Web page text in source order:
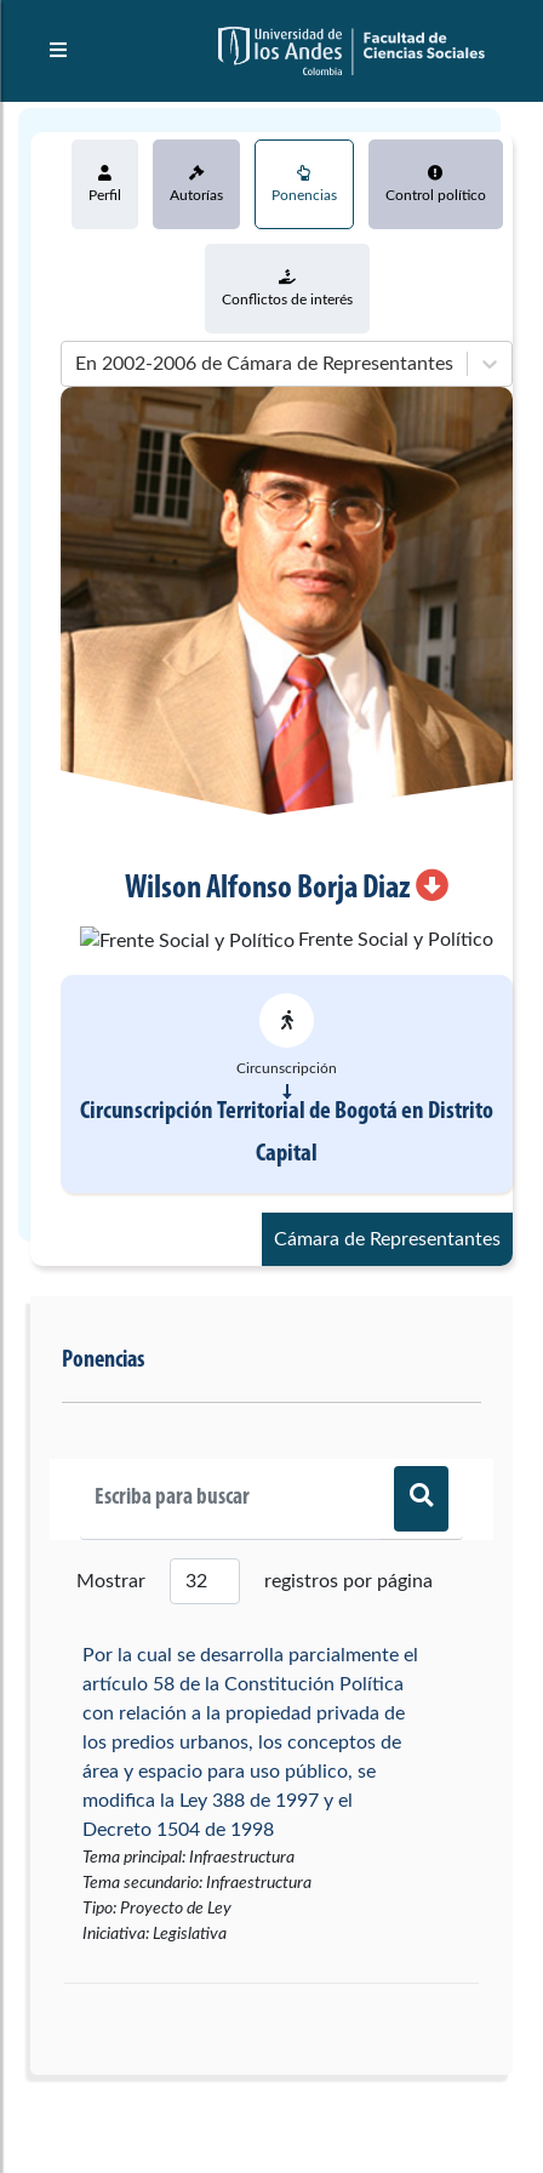
Perfil Autorías Ponencias Control político
Conflictos de interés
En 2002-2006 de Cámara de Representantes
Wilson Alfonso Borja Diaz
Frente Social y Político
Circunscripción
Circunscripción Territorial de Bogotáen Distrito
Capital
Cámara de Representantes
Ponencias
Mostrar registros por página
Por la cual se desarrolla parcialmente el
artículo 58 de la Constitución Política
con relación a la propiedad privada de
los predios urbanos, los conceptos de
área y espacio para uso público, se
modifica la Ley 388 de 1997 y el
Decreto 1504 de 1998
Tema principal: Infraestructura
Tema secundario: Infraestructura
Tipo: Proyecto de Ley
Iniciativa: Legislativa